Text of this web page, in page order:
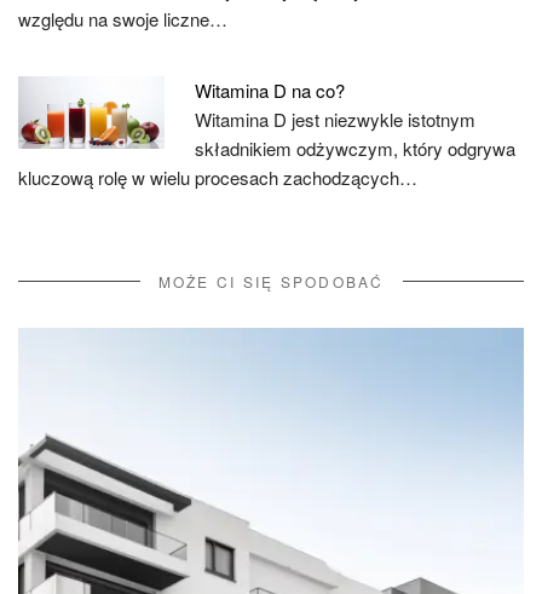
względu na swoje liczne…
Witamina D na co?
Witamina D jest niezwykle istotnym
składnikiem odżywczym, który odgrywa
kluczową rolę w wielu procesach zachodzących…
MOŻE CI SIĘ SPODOBAĆ